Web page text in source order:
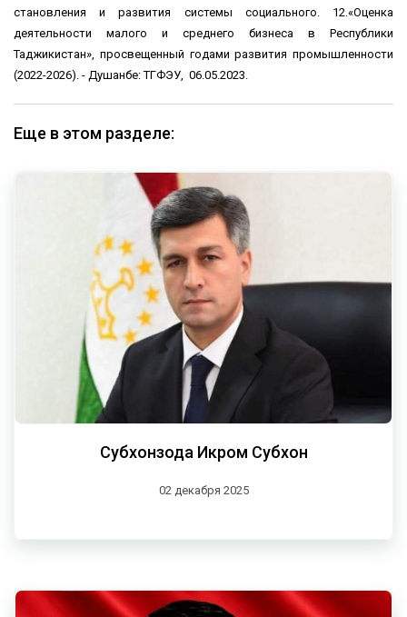
становления и развития системы социального. 12.«Оценка
деятельности малого и среднего бизнеса в Республики
Таджикистан», просвещенный годами развития промышленности
(2022-2026). - Душанбе: ТГФЭУ, 06.05.2023.
Еще в этом разделе:
Субхонзода Икром Субхон
02 декабря 2025